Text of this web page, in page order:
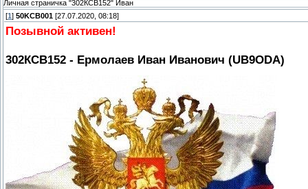
Личная страничка "302КСВ152" Иван
[1 ] 50KCB001 [27.07.2020, 08:18]
Позывной активен!
302КСВ152 - Ермолаев Иван Иванович (UB9ODA)